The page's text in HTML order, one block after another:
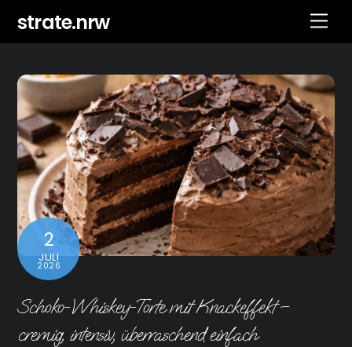
strate.nrw
2
JULI
2026
Schoko-Whiskey-Torte mit Knackeffekt –
cremig, intensiv, überraschend einfach